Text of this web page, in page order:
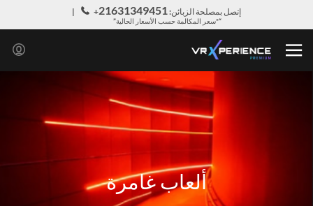
إتصل بمصلحة الزبائن:21631349451
+
“*سعر المكالمة حسب الأسعار الحالية”
ألعاب غامرة